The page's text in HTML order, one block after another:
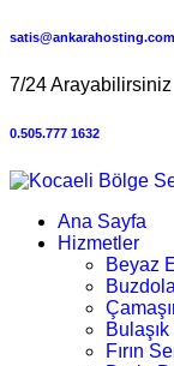
7/24 Arayabilirsiniz
0.505.777 1632
Ana Sayfa
Hizmetler
Beyaz
Fırın